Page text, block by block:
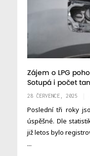
Zájem o LPG
Sotupá i počet
28 ČERVENCE, 2025
Poslední tři roky
úspěšné. Dle
již letos bylo
...